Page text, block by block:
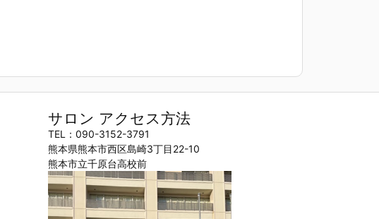
サロン アクセス方法
TEL：090-3152-3791
熊本県熊本市西区島崎3丁目22-10
熊本市立千原台高校前